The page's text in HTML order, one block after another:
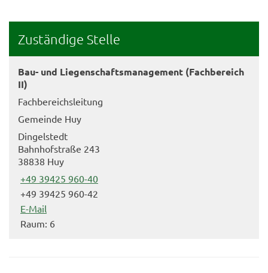
Zuständige Stelle
Bau- und Liegenschaftsmanagement (Fachbereich
II)
Fachbereichsleitung
Gemeinde Huy
Dingelstedt
Bahnhofstraße 243
38838 Huy
+49 39425 960-40
+49 39425 960-42
E-Mail
Raum: 6